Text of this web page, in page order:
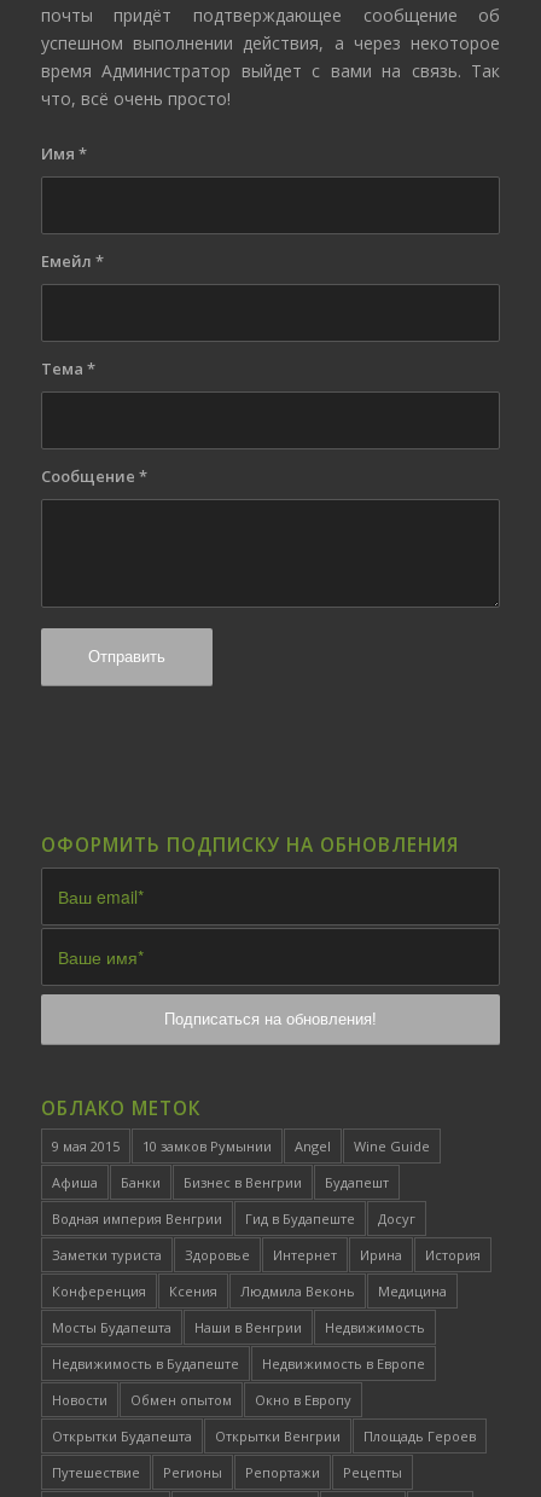
почты придёт подтверждающее сообщение об
успешном выполнении действия, а через некоторое
время Администратор выйдет с вами на связь. Так
что, всё очень просто!
Имя *
Емейл *
Тема *
Сообщение *
ОФОРМИТЬ ПОДПИСКУ НА ОБНОВЛЕНИЯ
ОБЛАКО МЕТОК
9 мая 2015 10 замков Румынии Angel
Wine Guide
Афиша
Банки Бизнес в Венгрии
Будапешт
Водная империя Венгрии
Гид в Будапеште
Досуг
Заметки туриста
Здоровье Интернет Ирина
История
Конференция
Ксения Людмила Веконь
Медицина
Мосты Будапешта
Наши в Венгрии
Недвижимость
Недвижимость в Будапеште
Недвижимость в Европе
Новости
Обмен опытом
Окно в Европу
Открытки Будапешта
Открытки Венгрии
Площадь Героев
Путешествие
Регионы Репортажи Рецепты